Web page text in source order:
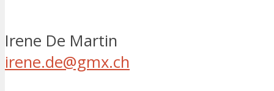
Irene De Martin
irene.de@gmx.ch